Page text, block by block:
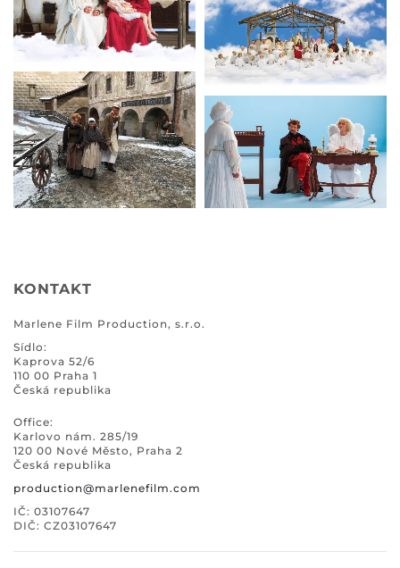
KONTAKT
Marlene Film Production, s.r.o.
Sídlo:
Kaprova 52/6
110 00 Praha 1
Česká republika
Office:
Karlovo nám. 285/19
120 00 Nové Město, Praha 2
Česká republika
production@marlenefilm.com
IČ: 03107647
DIČ: CZ03107647